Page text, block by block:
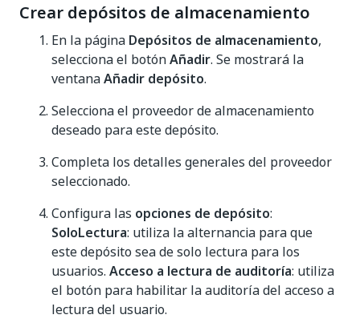
Crear depósitos de almacenamiento
En la página Depósitos de almacenamiento,
selecciona el botónAñadir. Se mostrará la
ventanaAñadir depósito.
Selecciona el proveedor de almacenamiento
deseado para este depósito.
Completa los detalles generales del proveedor
seleccionado.
Configura las opciones de depósito:
SoloLectura: utiliza la alternancia para que
este depósito sea de solo lectura para los
usuarios. Acceso a lectura de auditoría: utiliza
el botón para habilitar la auditoría del acceso a
lectura del usuario.